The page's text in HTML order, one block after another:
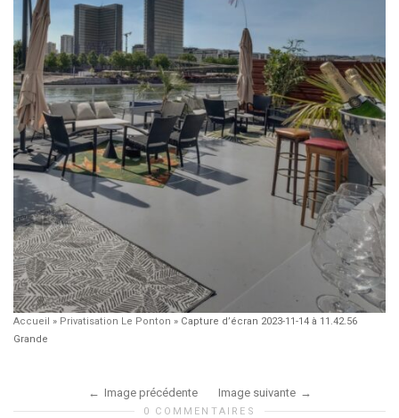
Accueil » Privatisation Le Ponton » Capture d’écran 2023-11-14 à 11.42.56
Grande
Image précédente Image suivante
0 COMMENTAIRES